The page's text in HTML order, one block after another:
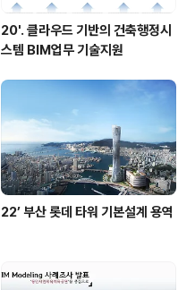
20'. 클라우드 기반의 건축행정시
스템 BIM업무 기술지원
22’ 부산 롯데 타워 기본설계 용역